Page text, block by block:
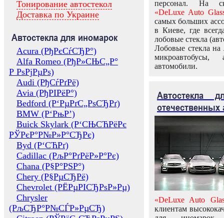
Тонирование автостекол
Доставка по Украине
Автостекла для иномарок
Acura (РђРєСѓСЂР°)
Alfa Romeo (РђР»СЊС„Р°
Р РѕРјРµРѕ)
Audi (РђСѓРґРё)
Avia (РђРІРёР°)
Bedford (Р‘РµРґС„РѕСЂРґ)
BMW (Р‘РњР’)
Buick Skylark (Р‘СЊСЋРёРє
РЎРєР°Р№Р»Р°СЂРє)
Byd (Р‘СЋРґ)
Cadillac (РљР°РґРёР»Р°Рє)
Chana (Р§Р°РЅР°)
Chery (Р§РµСЂРё)
Chevrolet (РЁРµРІСЂРѕР»Рµ)
Chrysler
(РљСЂР°Р№СЃР»РµСЂ)
персонал. На
«DeLuxe Auto
самых больших
в Киеве, где
лобовые стекла
Лобовые стекла на
микроавтобусы,
автомобили.
Автостекла
отечественных
«DeLuxe Auto
клиентам